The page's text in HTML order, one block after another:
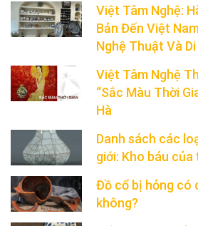
Việt Tâm Nghệ:
Bản Đến Việt
Nghệ Thuật Và
Việt Tâm Nghệ
“Sắc Màu Thời
Hà
Danh sách các
giới: Kho báu của
Đồ cổ bị hỏng có
không?